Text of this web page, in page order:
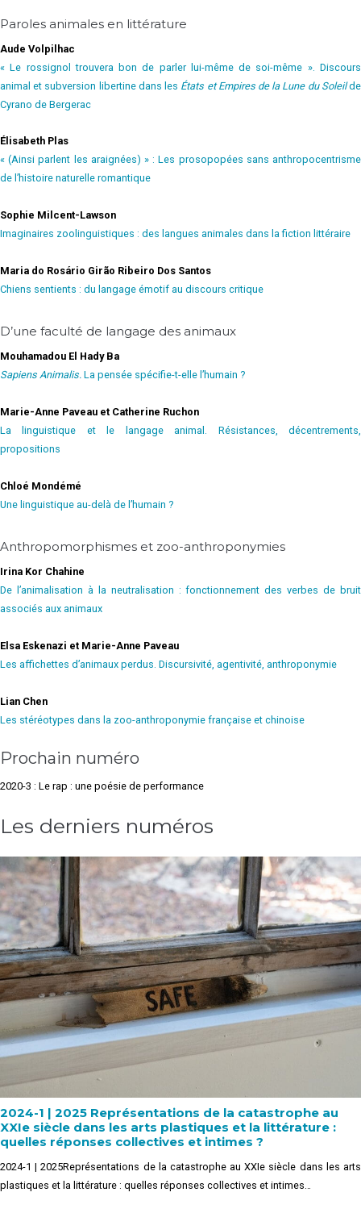
Paroles animales en littérature
Aude Volpilhac
« Le rossignol trouvera bon de parler lui-même de soi-même ». Discours
animal et subversion libertine dans les États et Empires de la Lune du Soleilde
Cyrano de Bergerac
Élisabeth Plas
« (Ainsi parlent les araignées) » : Les prosopopées sans anthropocentrisme
de l’histoire naturelle romantique
Sophie Milcent-Lawson
Imaginaires zoolinguistiques : des langues animales dans la fiction littéraire
Maria do Rosário Girão Ribeiro Dos Santos
Chiens sentients : du langage émotif au discours critique
D’une faculté de langage des animaux
Mouhamadou El Hady Ba
Sapiens Animalis. La pensée spécifie-t-elle l’humain ?
Marie-Anne Paveau et Catherine Ruchon
La linguistique et le langage animal. Résistances, décentrements,
propositions
Chloé Mondémé
Une linguistique au-delà de l’humain ?
Anthropomorphismes et zoo-anthroponymies
Irina Kor Chahine
De l’animalisation à la neutralisation : fonctionnement des verbes de bruit
associés aux animaux
Elsa Eskenazi et Marie-Anne Paveau
Les affichettes d’animaux perdus. Discursivité, agentivité, anthroponymie
Lian Chen
Les stéréotypes dans la zoo-anthroponymie française et chinoise
Prochain numéro
2020-3 : Le rap : une poésie de performance
Les derniers numéros
2024-1 | 2025 Représentations de la catastrophe au
XXIe siècle dans les arts plastiques et la littérature :
quelles réponses collectives et intimes ?
2024-1 | 2025Représentations de la catastrophe au XXIe siècle dans les arts
plastiques et la littérature : quelles réponses collectives et intimes…